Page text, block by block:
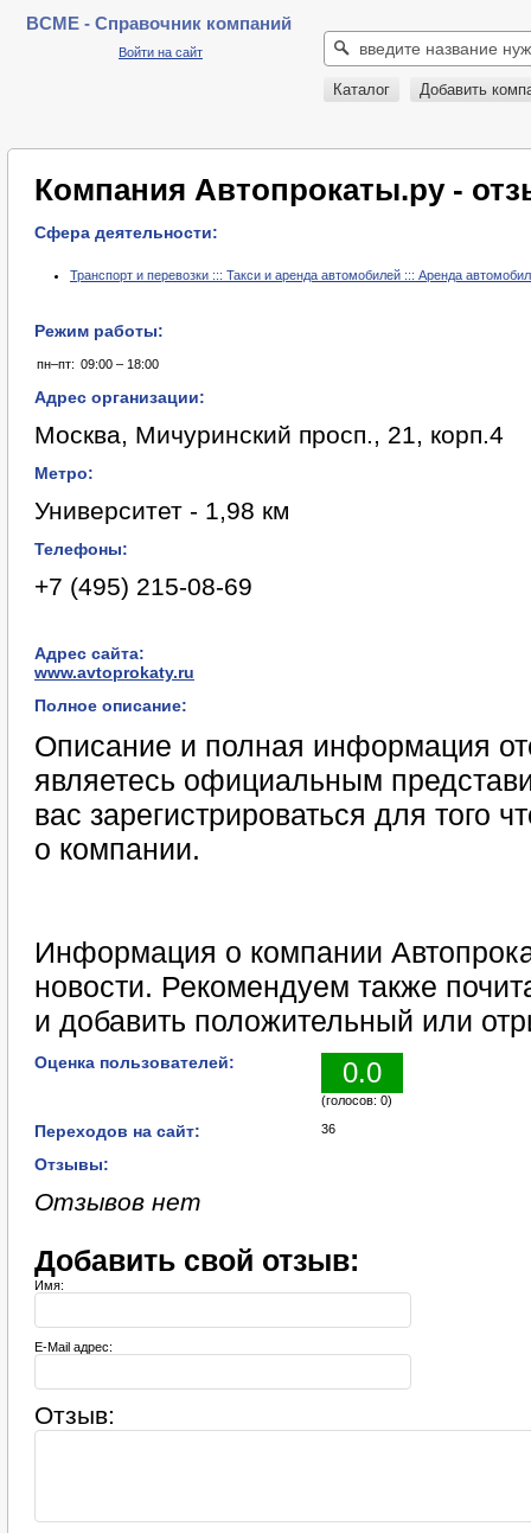
BCME - Справочник компаний
Войти на сайт
Каталог Добавить
Компания Автопрокаты.ру -
Сфера деятельности:
Транспорт и перевозки ::: Такси и аренда автомобилей ::: Аренда
Режим работы:
пн–пт: 09:00 – 18:00
Адрес организации:
Москва, Мичуринский просп., 21, корп.4
Метро:
Университет - 1,98 км
Телефоны:
+7 (495) 215-08-69
Адрес сайта:
www.avtoprokaty.ru
Полное описание:
Описание и полная информация
являетесь официальным
вас зарегистрироваться для того
о компании.
Информация о компании
новости. Рекомендуем также
и добавить положительный или
Оценка пользователей: 0.0
(голосов: 0)
Переходов на сайт: 36
Отзывы:
Отзывов нет
Добавить свой отзыв:
Имя:
E-Mail адрес:
Отзыв: